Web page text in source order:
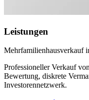
Leistungen
Mehrfamilienhausverkauf
Professioneller Verkauf
Bewertung, diskrete
Investorennetzwerk.